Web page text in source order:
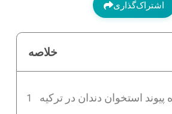
اشتراک‌گذاری
خلاصه
پیوند استخوان دندان در ترکیه